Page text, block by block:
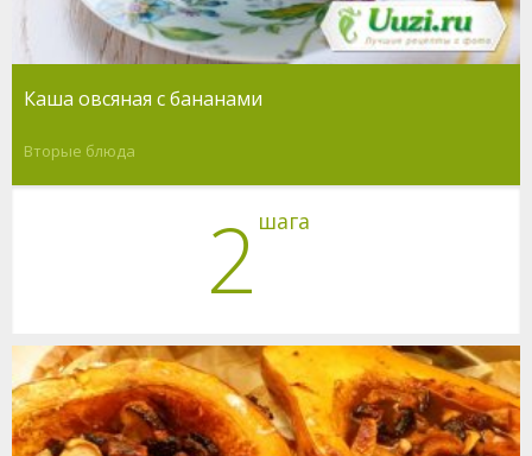
Каша овсяная с бананами
Вторые блюда
2 шага